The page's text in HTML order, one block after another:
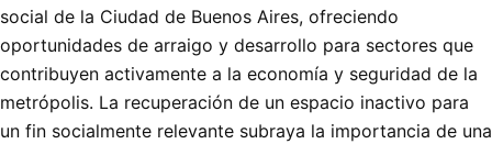
social de la Ciudad de Buenos Aires, ofreciendo
oportunidades de arraigo y desarrollo para sectores que
contribuyen activamente a la economía y seguridad de la
metrópolis. La recuperación de un espacio inactivo para
un fin socialmente relevante subraya la importancia de una